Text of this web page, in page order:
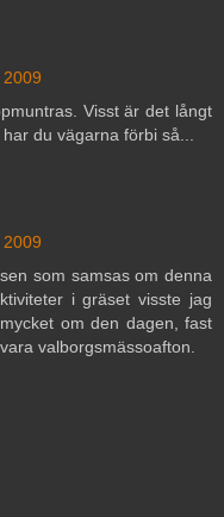
Visst är det långt
du vägarna förbi så...
som samsas om denna
i gräset visste jag
om den dagen, fast
valborgsmässoafton.